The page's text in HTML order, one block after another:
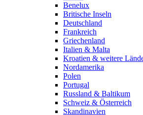
Benelux
Britische Inseln
Deutschland
Frankreich
Griechenland
Italien & Malta
Kroatien & weitere
Nordamerika
Polen
Portugal
Russland & Baltikum
Schweiz & Österreich
Skandinavien